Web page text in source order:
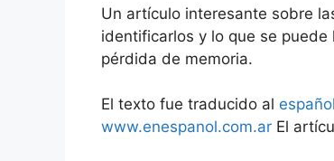
Un artículo interesante sobre
identificarlos y lo que se
pérdida de memoria.
El texto fue traducido al español
www.enespanol.com.ar El